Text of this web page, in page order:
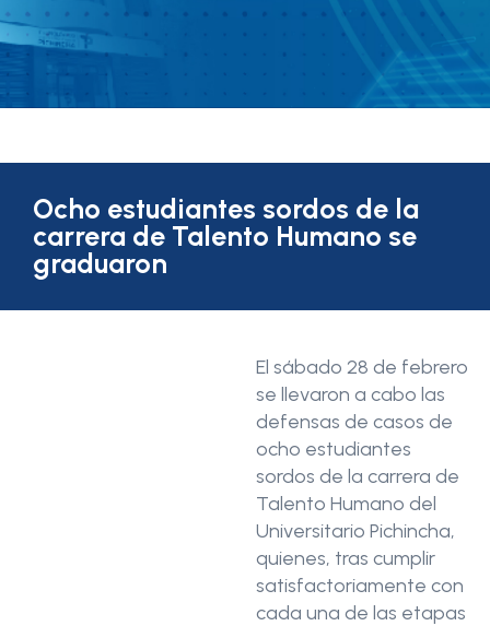
Ocho estudiantes sordos de la
carrera de Talento Humano se
graduaron
El sábado 28 de febrero
se llevaron a cabo las
defensas de casos de
ocho estudiantes
sordos de la carrera de
Talento Humano del
Universitario Pichincha,
quienes, tras cumplir
satisfactoriamente con
cada una de las etapas